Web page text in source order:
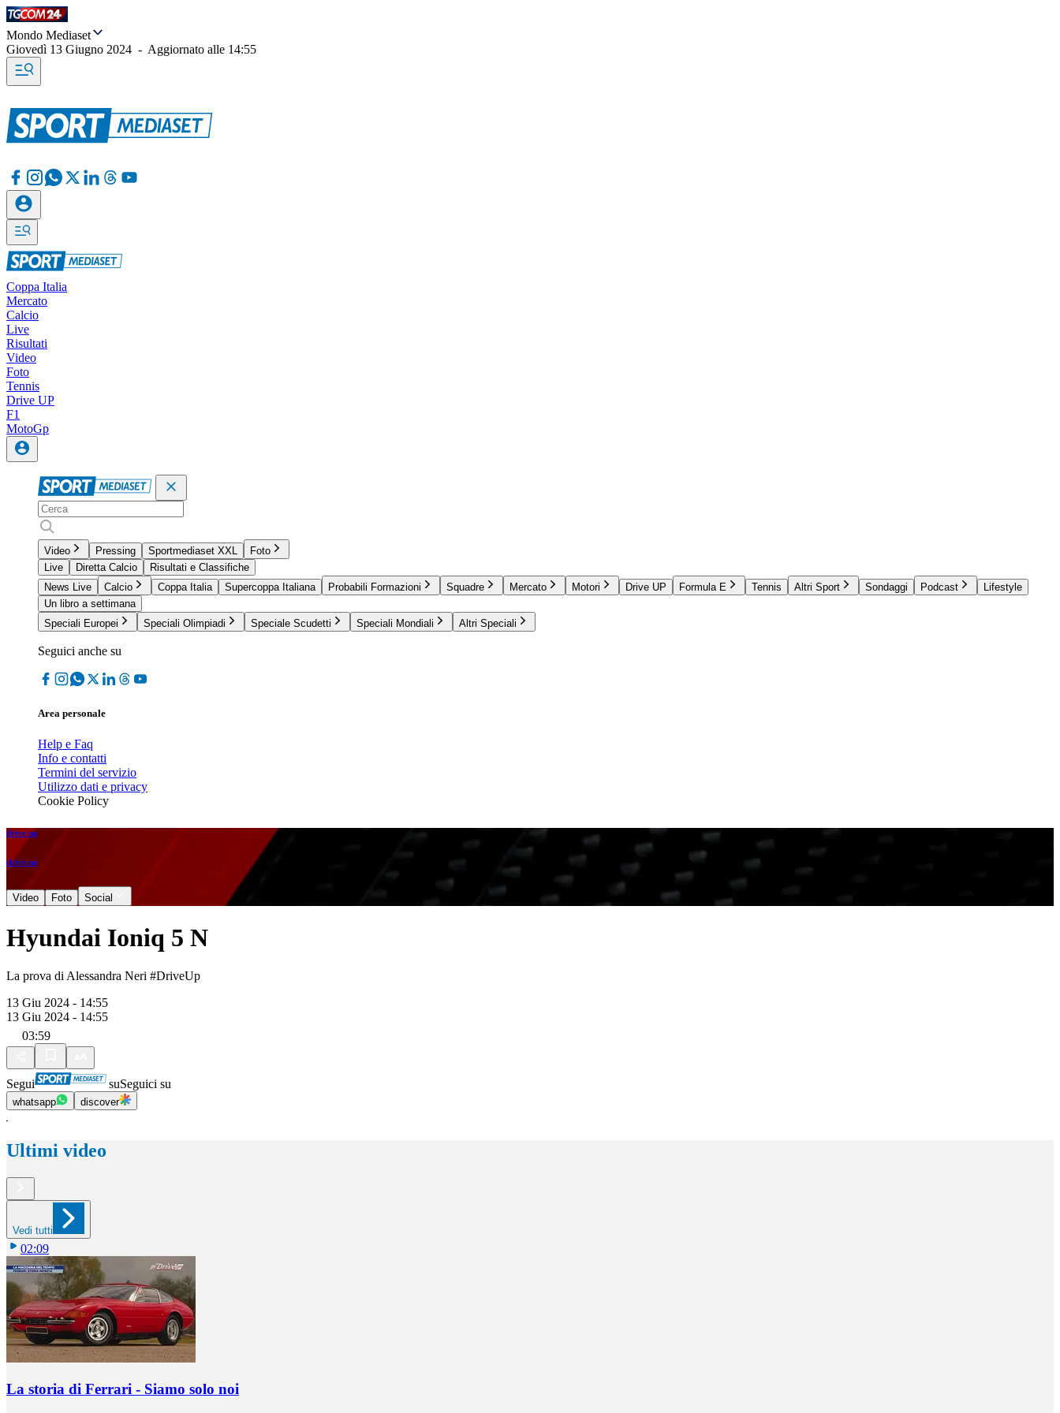
Mondo Mediaset
Giovedì 13 Giugno 2024 - Aggiornato alle 14:55
Coppa Italia
Mercato
Calcio
Live
Risultati
Video
Foto
Tennis
Drive UP
F1
MotoGp
Video Pressing Sportmediaset XXL
Foto
Live
Diretta Calcio
Risultati e Classifiche
News Live
Calcio Coppa Italia Supercoppa Italiana Probabili Formazioni Squadre Mercato Motori Drive UP Formula E Tennis Altri Sport Sondaggi Podcast
Lifestyle
Un libro a settimana
Speciali Europei
Speciali Olimpiadi Speciale Scudetti Speciali Mondiali Altri Speciali
Seguici anche su
Area personale
Help e Faq
Info e contatti
Termini del servizio
Utilizzo dati e privacy
Cookie Policy
drive up
drive up
Video Foto Social
Hyundai Ioniq 5 N
La prova di Alessandra Neri #DriveUp
13 Giu 2024 - 14:55
13 Giu 2024 - 14:55
03:59
Segui suSeguici su
whatsapp discover
Ultimi video
Vedi tutti
02:09
La storia di Ferrari - Siamo solo noi